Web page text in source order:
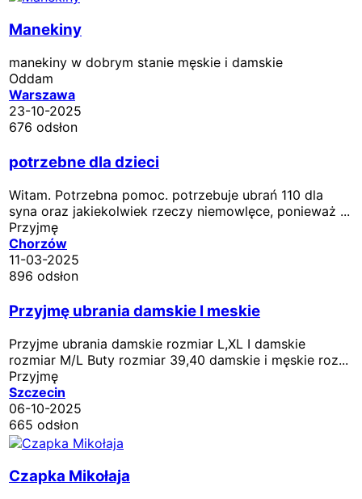
Manekiny
manekiny w dobrym stanie męskie i damskie
Oddam
Warszawa
23-10-2025
676 odsłon
potrzebne dla dzieci
Witam. Potrzebna pomoc. potrzebuje ubrań 110 dla
syna oraz jakiekolwiek rzeczy niemowlęce, ponieważ ...
Przyjmę
Chorzów
11-03-2025
896 odsłon
Przyjmę ubrania damskie I meskie
Przyjme ubrania damskie rozmiar L,XL I damskie
rozmiar M/L Buty rozmiar 39,40 damskie i męskie roz...
Przyjmę
Szczecin
06-10-2025
665 odsłon
Czapka Mikołaja